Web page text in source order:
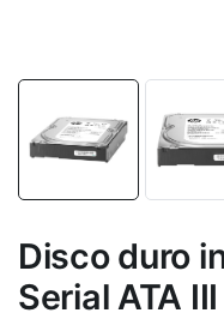
Disco duro
Serial ATA III